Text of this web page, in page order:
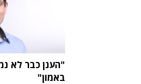
"הענן כבר לא
באמון"